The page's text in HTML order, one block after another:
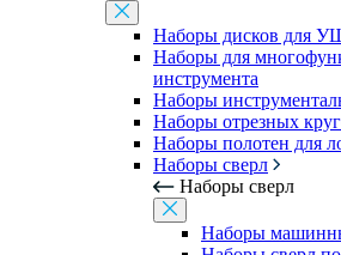
Наборы дисков для
Наборы для
инструмента
Наборы
Наборы отрезных
Наборы полотен для
Наборы сверл
Наборы сверл
Наборы